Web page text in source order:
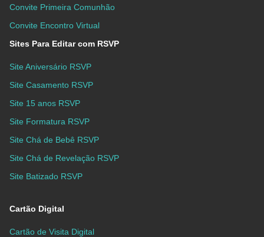
Convite Primeira Comunhão
Convite Encontro Virtual
Sites Para Editar com RSVP
Site Aniversário RSVP
Site Casamento RSVP
Site 15 anos RSVP
Site Formatura RSVP
Site Chá de Bebê RSVP
Site Chá de Revelação RSVP
Site Batizado RSVP
Cartão Digital
Cartão de Visita Digital